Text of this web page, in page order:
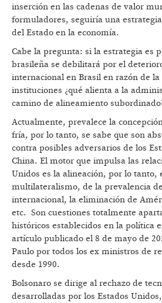
inserción en las cadenas de valor
formuladores, seguiría una
del Estado en la economía.
Cabe la pregunta: si la estrategia es
brasileña se debilitará por el
internacional en Brasil en razón de
instituciones ¿qué alienta a la
camino de alineamiento
Actualmente, prevalece la
fría, por lo tanto, se sabe que son
contra posibles adversarios de los
China. El motor que impulsa las
Unidos es la alineación, por lo tanto,
multilateralismo, de la prevalencia
internacional, la eliminación de
etc. Son cuestiones totalmente
históricos establecidos en la política
artículo publicado el 8 de mayo de
Paulo por todos los ex ministros de
desde 1990.
Bolsonaro se dirige al rechazo de
desarrolladas por los Estados